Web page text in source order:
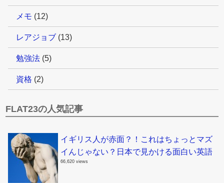
メモ (12)
レアジョブ (13)
勉強法 (5)
資格 (2)
FLAT23の人気記事
イギリス人が赤面？！これはちょっとマズ
イんじゃない？日本で見かける面白い英語
66,620 views